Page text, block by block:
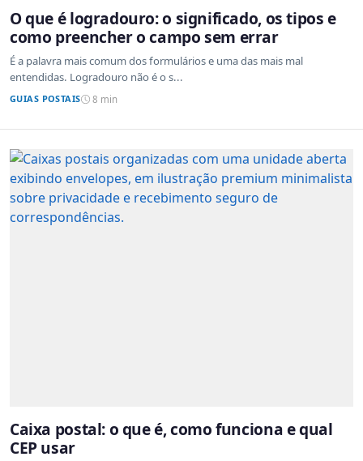
O que é logradouro: o significado, os tipos e
como preencher o campo sem errar
É a palavra mais comum dos formulários e uma das mais mal
entendidas. Logradouro não é o s...
GUIAS POSTAIS 8 min
Caixa postal: o que é, como funciona e qual
CEP usar